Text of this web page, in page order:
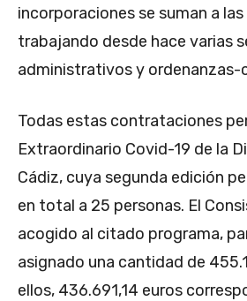
incorporaciones se suman a
trabajando desde hace varias
administrativos y ordenanzas-
Todas estas contrataciones
Extraordinario Covid-19 de la
Cádiz, cuya segunda edición
en total a 25 personas. El
acogido al citado programa,
asignado una cantidad de
ellos, 436.691,14 euros